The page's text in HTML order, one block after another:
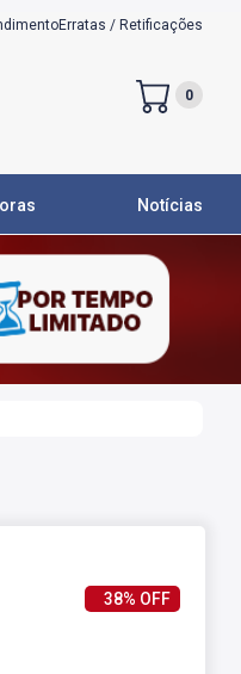
Erratas / Retificações
0
Notícias
38% OFF